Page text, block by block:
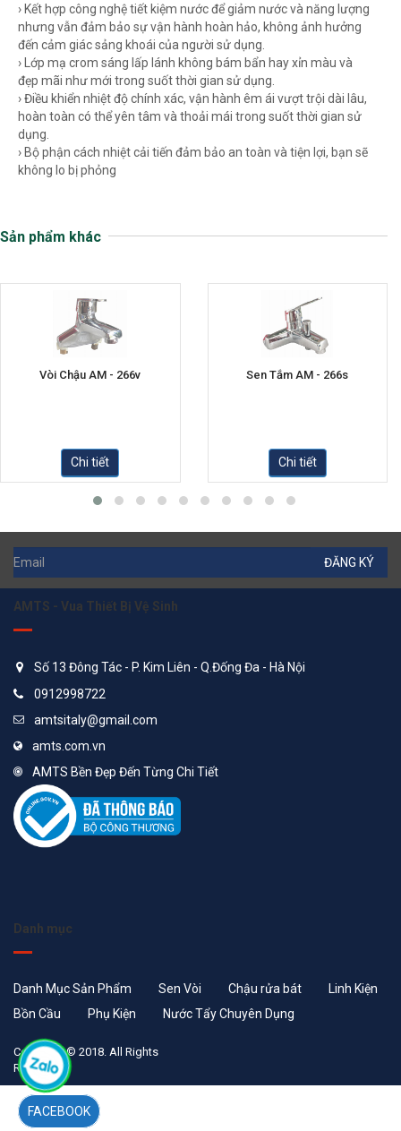
› Kết hợp công nghệ tiết kiệm nước để giảm nước và năng lượng
nhưng vẫn đảm bảo sự vận hành hoàn hảo, không ảnh hưởng
đến cảm giác sảng khoái của người sử dụng.
› Lớp mạ crom sáng lấp lánh không bám bẩn hay xỉn màu và
đẹp mãi như mới trong suốt thời gian sử dụng.
› Điều khiển nhiệt độ chính xác, vận hành êm ái vượt trội dài lâu,
hoàn toàn có thể yên tâm và thoải mái trong suốt thời gian sử
dụng.
› Bộ phận cách nhiệt cải tiến đảm bảo an toàn và tiện lợi, bạn sẽ
không lo bị phỏng
Sản phẩm khác
Vòi Chậu AM - 266v
Chi tiết
Sen Tắm AM - 266s
Chi tiết
ĐĂNG KÝ
AMTS - Vua Thiết Bị Vệ Sinh
Số 13 Đông Tác - P. Kim Liên - Q.Đống Đa - Hà Nội
0912998722
amtsitaly@gmail.com
amts.com.vn
AMTS Bền Đẹp Đến Từng Chi Tiết
Danh mục
Danh Mục Sản Phẩm Sen Vòi Chậu rửa bát
Linh Kiện
Bồn Cầu
Phụ Kiện Nước Tẩy Chuyên Dụng
Copyright © 2018. All Rights
Reserved
FACEBOOK